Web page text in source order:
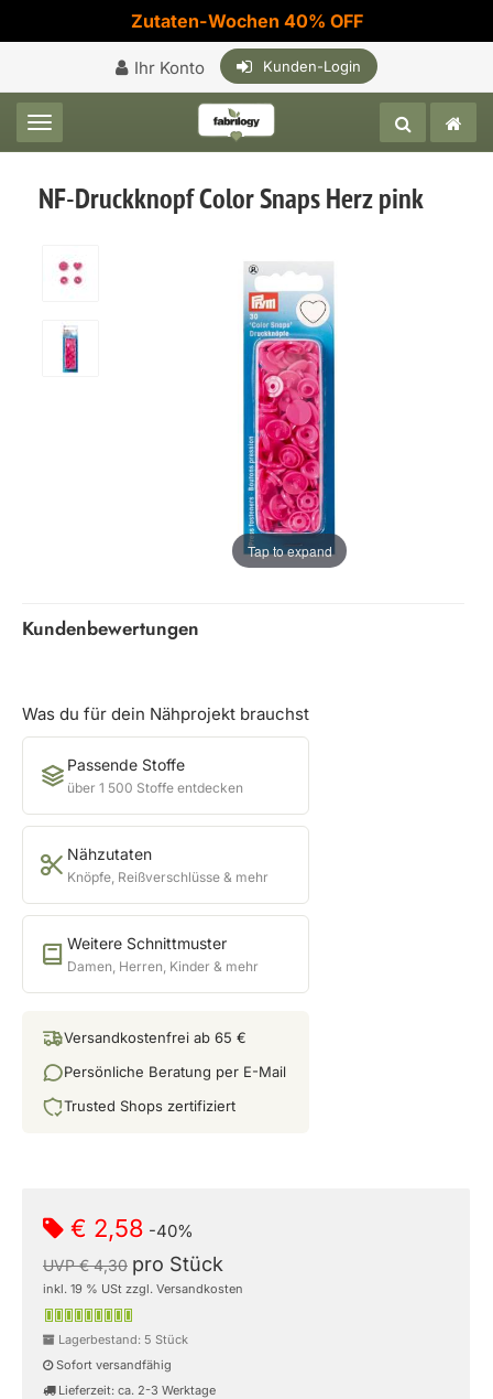
Zutaten-Wochen 40% OFF
Ihr Konto Kunden-Login
Toggle navigation
NF-Druckknopf Color Snaps Herz pink
Tap to expand
Kundenbewertungen
Was du für dein Nähprojekt brauchst
Passende Stoffe
über 1 500 Stoffe entdecken
Nähzutaten
Knöpfe, Reißverschlüsse & mehr
Weitere Schnittmuster
Damen, Herren, Kinder & mehr
Versandkostenfrei ab 65 €
Persönliche Beratung per E-Mail
Trusted Shops zertifiziert
€ 2,58 -40%
UVP € 4,30 pro Stück
inkl. 19 % USt zzgl. Versandkosten
Lagerbestand: 5 Stück
Sofort versandfähig
Lieferzeit: ca. 2-3 Werktage